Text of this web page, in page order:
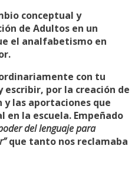
conceptual y
de Adultos en un
el analfabetismo en
con tu
escribir, por la creación de
las aportaciones que
en la escuela. Empeñado
del lenguaje para
que tanto nos reclamaba